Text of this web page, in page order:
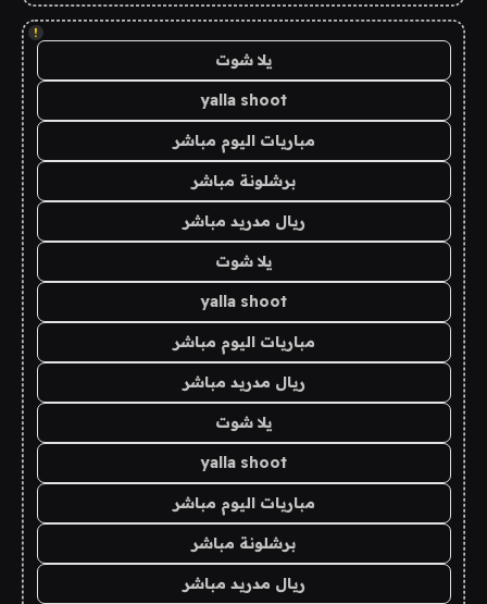
!
يلا شوت
yalla shoot
مباريات اليوم مباشر
برشلونة مباشر
ريال مدريد مباشر
يلا شوت
yalla shoot
مباريات اليوم مباشر
ريال مدريد مباشر
يلا شوت
yalla shoot
مباريات اليوم مباشر
برشلونة مباشر
ريال مدريد مباشر